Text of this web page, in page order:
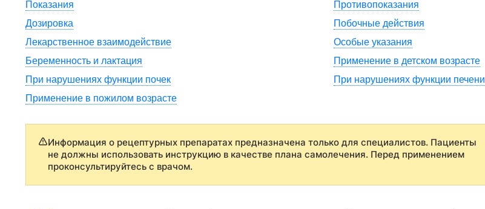
Показания
Противопоказания
Дозировка
Побочные действия
Лекарственное взаимодействие
Особые указания
Беременность и лактация
Применение в детском возрасте
При нарушениях функции почек
При нарушениях функции печени
Применение в пожилом возрасте
Информация о рецептурных препаратах предназначена только для специалистов. Пациенты
не должны использовать инструкцию в качестве плана самолечения. Перед применением
проконсультируйтесь с врачом.